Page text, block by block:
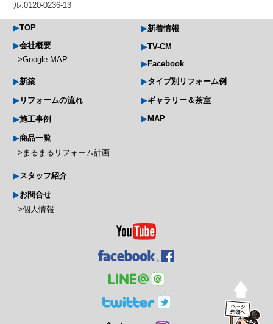
ル.0120-0236-13
TOP
会社概要
Google MAP
新築
リフォームの流れ
施工事例
商品一覧
まるまるリフォーム計画
スタッフ紹介
お問合せ
個人情報
新着情報
TV-CM
Facebook
タイプ別リフォーム例
ギャラリー＆茶室
MAP